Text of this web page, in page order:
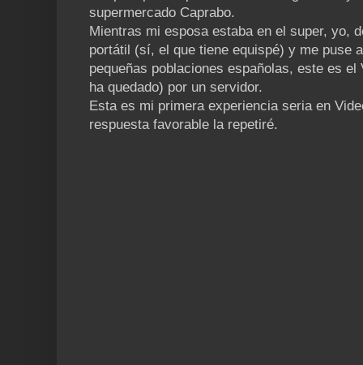
supermercado Caprabo.
Mientras mi esposa estaba en el super, yo,
portátil (sí, el que tiene equispé) y me puse
pequeñas poblaciones españolas, este es
ha quedado) por un servidor.
Esta es mi primera experiencia seria en
respuesta favorable la repetiré.